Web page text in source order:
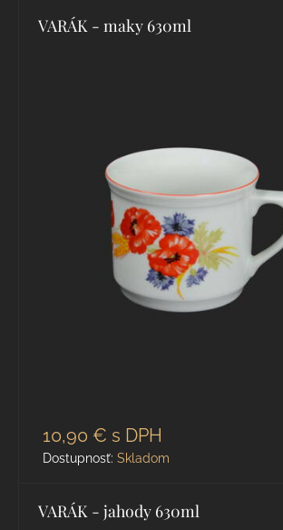
VARÁK - maky 630ml
10,90 € s DPH
Dostupnosť: Skladom
VARÁK - jahody 630ml